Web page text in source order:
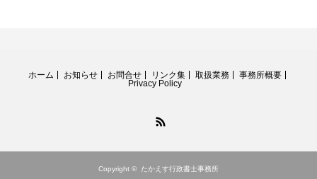
ホーム お知らせ お問合せ リンク集 取扱業務
事務所概要
Privacy Policy
Copyright © たかえす行政書士事務所